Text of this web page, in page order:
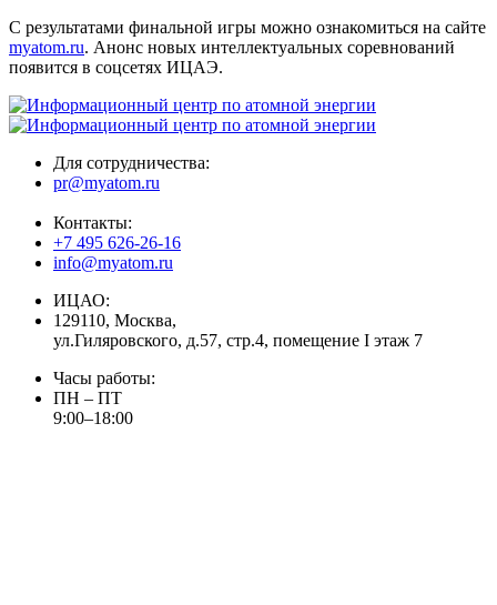
С результатами финальной игры можно ознакомиться на сайте
myatom.ru. Анонс новых интеллектуальных соревнований
появится в соцсетях ИЦАЭ.
Для сотрудничества:
pr@myatom.ru
Контакты:
+7 495 626-26-16
info@myatom.ru
ИЦАО:
129110, Москва,
ул.Гиляровского, д.57, стр.4, помещение I этаж 7
Часы работы:
ПН – ПТ
9:00–18:00